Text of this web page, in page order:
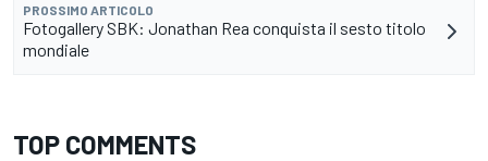
PROSSIMO ARTICOLO
Fotogallery SBK: Jonathan Rea conquista il sesto titolo
mondiale
TOP COMMENTS